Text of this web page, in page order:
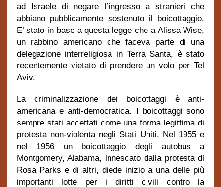
ad Israele di negare l’ingresso a stranieri che
abbiano pubblicamente sostenuto il boicottaggio.
E’ stato in base a questa legge che a Alissa Wise,
un rabbino americano che faceva parte di una
delegazione interreligiosa in Terra Santa, è stato
recentemente vietato di prendere un volo per Tel
Aviv.
La criminalizzazione dei boicottaggi è anti-
americana e anti-democratica. I boicottaggi sono
sempre stati accettati come una forma legittima di
protesta non-violenta negli Stati Uniti. Nel 1955 e
nel 1956 un boicottaggio degli autobus a
Montgomery, Alabama, innescato dalla protesta di
Rosa Parks e di altri, diede inizio a una delle più
importanti lotte per i diritti civili contro la